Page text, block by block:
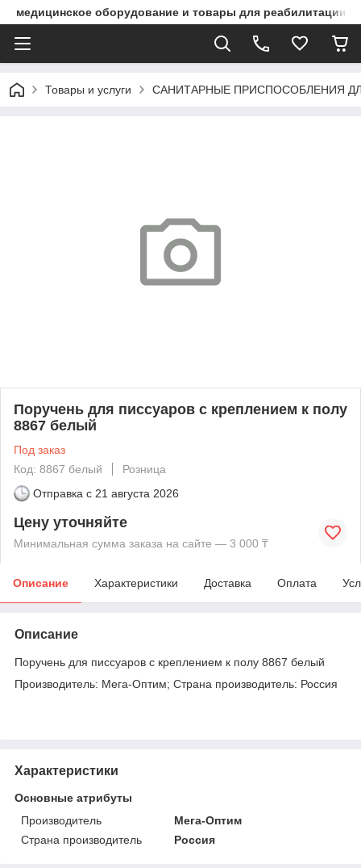
медицинское оборудование и товары для реабилитации
Товары и услуги САНИТАРНЫЕ ПРИСПОСОБЛЕНИЯ
Поручень для писсуаров с креплением к полу
8867 белый
Под заказ
Код: 8867 белый
Розница
Отправка с 21 августа 2026
Цену уточняйте
Минимальная сумма заказа на сайте — 3 000 ₸
Описание Характеристики Доставка Оплата
Описание
Поручень для писсуаров с креплением к полу 8867 белый
Производитель: Мега-Оптим; Страна производитель: Россия
Характеристики
Основные атрибуты
Производитель
Мега-Оптим
Страна производитель
Россия